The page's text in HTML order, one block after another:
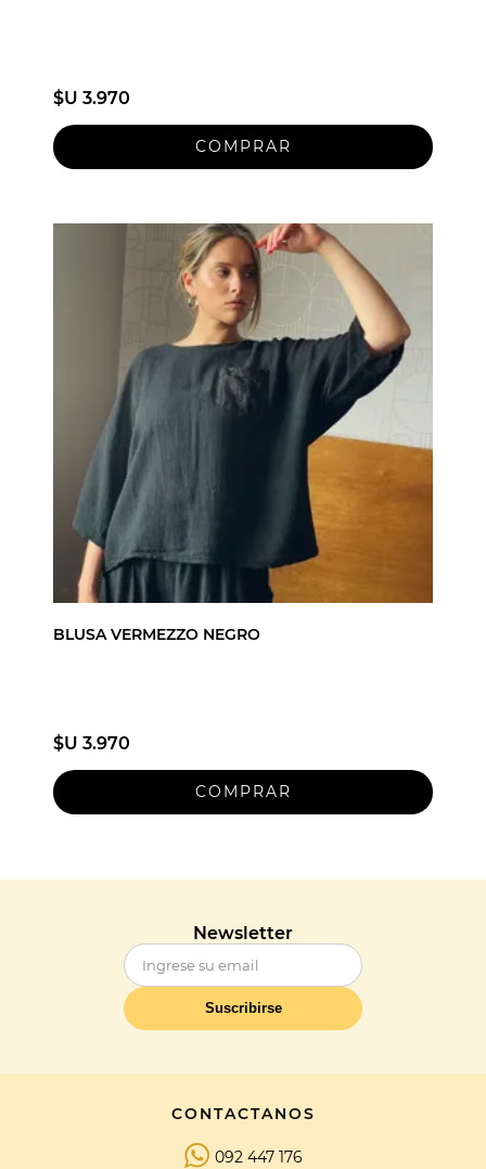
$U 3.970
BLUSA VERMEZZO NEGRO
$U 3.970
Newsletter
Suscribirse
CONTACTANOS
092 447 176